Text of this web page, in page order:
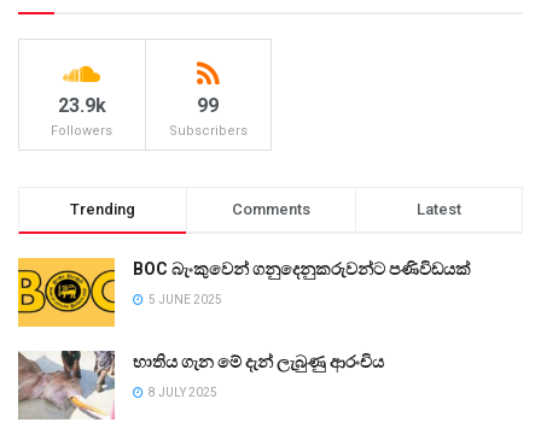
23.9k
Followers
99
Subscribers
Trending Comments Latest
BOC බැංකුවෙන් ගනුදෙනුකරුවන්ට පණිවිඩයක්
5 JUNE 2025
භාතිය ගැන මේ දැන් ලැබුණු ආරංචිය
8 JULY 2025